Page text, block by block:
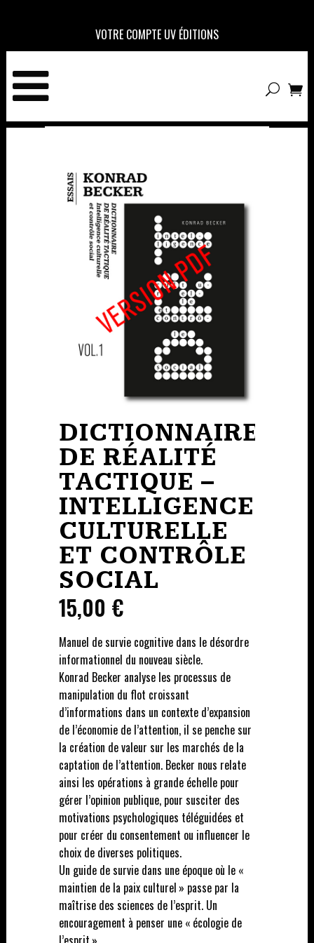
VOTRE COMPTE UV ÉDITIONS
DICTIONNAIRE
DE RÉALITÉ
TACTIQUE –
INTELLIGENCE
CULTURELLE
ET CONTRÔLE
SOCIAL
15,00 €
Manuel de survie cognitive dans le désordre
informationnel du nouveau siècle.
Konrad Becker analyse les processus de
manipulation du flot croissant
d’informations dans un contexte d’expansion
de l’économie de l’attention, il se penche sur
la création de valeur sur les marchés de la
captation de l’attention. Becker nous relate
ainsi les opérations à grande échelle pour
gérer l’opinion publique, pour susciter des
motivations psychologiques téléguidées et
pour créer du consentement ou influencer le
choix de diverses politiques.
Un guide de survie dans une époque où le «
maintien de la paix culturel » passe par la
maîtrise des sciences de l’esprit. Un
encouragement à penser une « écologie de